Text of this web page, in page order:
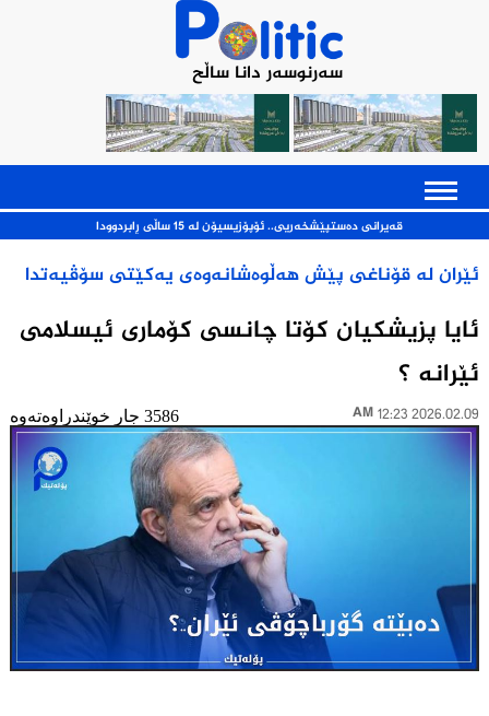
سەرنوسەر دانا ساڵح
قەیرانی ده‌ستپێشخه‌ریی.. ئۆپۆزیسیۆن له‌ 15 ساڵی ڕابردوودا
ئێران له‌ قۆناغی پێش هەڵوەشانەوەی یەکێتی سۆڤیه‌تدا
ئایا پزیشکیان کۆتا چانسی کۆماری ئیسلامی
ئێرانه ؟
2026.02.09 12:23 AM 3586 جار خوێندراوەتەوە